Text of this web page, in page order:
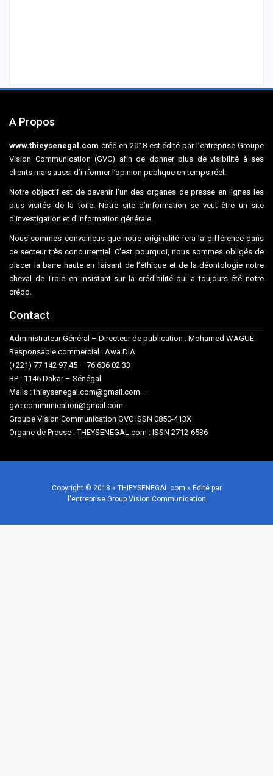
A Propos
www.thieysenegal.com créé en 2018 est édité par l’entreprise Groupe
Vision Communication (GVC) afin de donner plus de visibilité à ses
clients mais aussi d’informer l’opinion publique en temps réel.
Notre objectif est de devenir l’un des organes de presse en lignes les
plus visités de la toile. Notre site d’information se veut être un site
d’investigation et d’information générale.
Nous sommes convaincus que notre originalité fera la différence dans
ce secteur très concurrentiel. C’est pourquoi, nous sommes obligés de
placer la barre haute en faisant de l’éthique et de la déontologie notre
cheval de Troie en insistant sur la crédibilité qui a toujours été notre
crédo.
Contact
Administrateur Général – Directeur de publication : Mohamed WAGUE
Responsable commercial : Awa DIA
(+221) 77 142 97 45 – 76 636 02 33
BP : 1146 Dakar – Sénégal
Mails : thieysenegal.com@gmail.com –
gvc.communication@gmail.com.
Groupe Vision Communication GVC ISSN 0850-413X
Organe de Presse : THEYSENEGAL.com : ISSN 2712-6536
Copyright © 2018 « THIEYSENEGAL.com » Edité par
l'entreprise Group Vision Communication